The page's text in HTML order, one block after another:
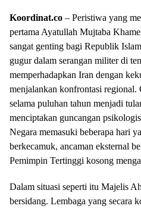
Koordinat.co – Peristiwa yang
pertama Ayatullah Mujtaba
sangat genting bagi Republik
gugur dalam serangan militer di
memperhadapkan Iran dengan
menjalankan konfrontasi
selama puluhan tahun menjadi
menciptakan guncangan
Negara memasuki beberapa hari
berkecamuk, ancaman eksternal
Pemimpin Tertinggi kosong
Dalam situasi seperti itu Majelis
bersidang. Lembaga yang secara